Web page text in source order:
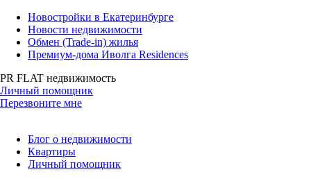
Новостройки в Екатеринбурге
Новости недвижимости
Обмен (Trade-in) жилья
Премиум-дома Иволга Residences
PR FLAT недвижимость
Личный помощник
Перезвоните мне
Блог о недвижимости
Квартиры
Личный помощник